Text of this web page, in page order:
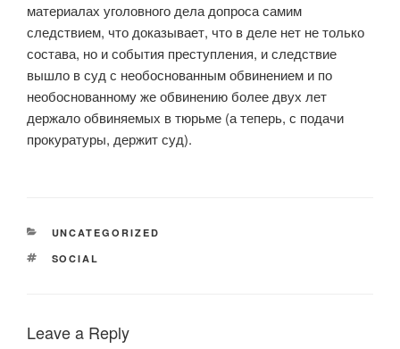
материалах уголовного дела допроса самим
следствием, что доказывает, что в деле нет не только
состава, но и события преступления, и следствие
вышло в суд с необоснованным обвинением и по
необоснованному же обвинению более двух лет
держало обвиняемых в тюрьме (а теперь, с подачи
прокуратуры, держит суд).
CATEGORIES
UNCATEGORIZED
TAGS
SOCIAL
Leave a Reply